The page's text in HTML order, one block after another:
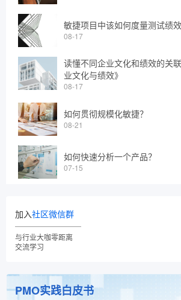
敏捷项目中该如何度量测试绩效
08-17
读懂不同企业文化和绩效的关
业文化与绩效》
08-17
如何贯彻规模化敏捷？
08-21
如何快速分析一个产品？
07-15
加入社区微信群
与行业大咖零距离
交流学习
PMO实践白皮书